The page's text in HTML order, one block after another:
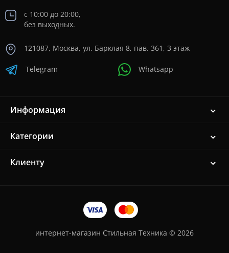
с 10:00 до 20:00,
без выходных.
121087, Москва, ул. Барклая 8, пав. 361, 3 этаж
Telegram Whatsapp
Информация
Категории
Клиенту
интернет-магазин Стильная Техника © 2026